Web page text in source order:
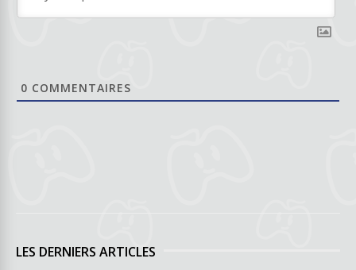
0 COMMENTAIRES
LES DERNIERS ARTICLES